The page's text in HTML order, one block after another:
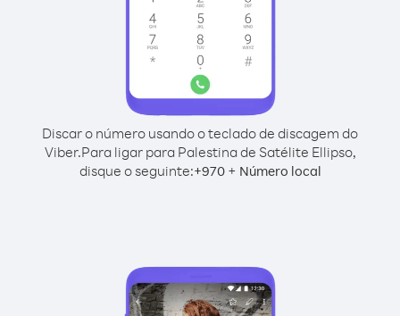
Discar o número usando o teclado de discagem do
Viber.Para ligar para Palestina de Satélite Ellipso,
disque o seguinte:+970+ Número local